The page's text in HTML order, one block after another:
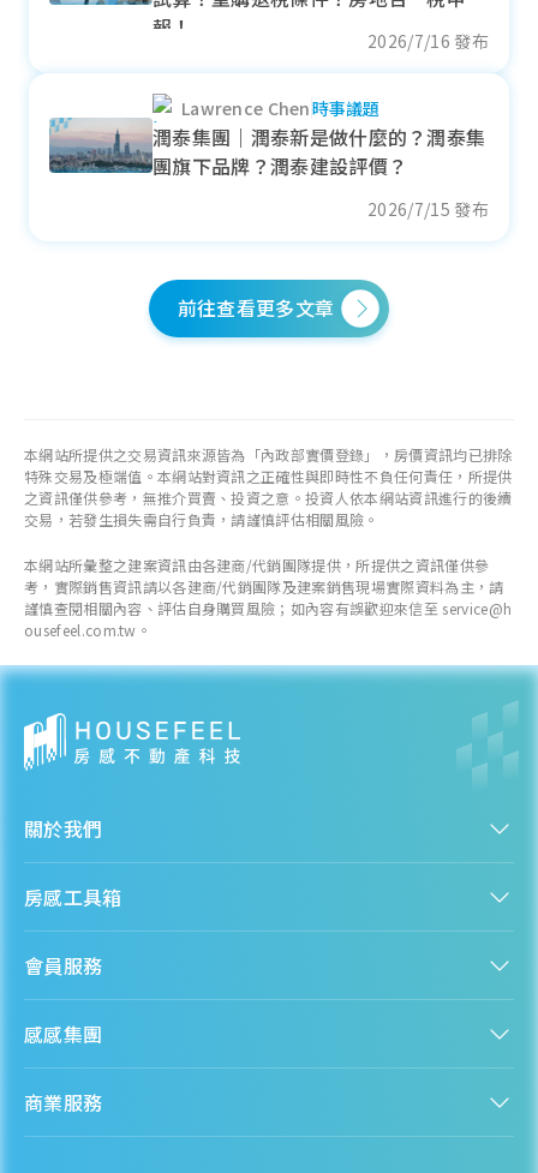
名間鄉
8.97萬元/坪
+ 5.78%
竹山鎮
各季房價趨勢
林內鄉
近一年成交單價
--
各季房價趨勢
莿桐鄉
近一年成交單價
--
--
報！
2026/7/16 發布
Lawrence Chen時事議題
潤泰集團｜潤泰新是做什麼的？潤泰集
團旗下品牌？潤泰建設評價？
2026/7/15 發布
前往查看更多文章
本網站所提供之交易資訊來源皆為「內政部實價登錄」，房價資訊均已排除
特殊交易及極端值。本網站對資訊之正確性與即時性不負任何責任，所提供
之資訊僅供參考，無推介買賣、投資之意。投資人依本網站資訊進行的後續
交易，若發生損失需自行負責，請謹慎評估相關風險。
本網站所彙整之建案資訊由各建商/代銷團隊提供，所提供之資訊僅供參
考，實際銷售資訊請以各建商/代銷團隊及建案銷售現場實際資料為主，請
謹慎查閱相關內容、評估自身購買風險；如內容有誤歡迎來信至 service@h
ousefeel.com.tw。
關於我們
人才招募
隱私政策
資訊安全政策
聯絡我們
房感工具箱
購屋能力試算
熱門區域分析
房產知識庫
會員服務
會員專區
感感集團
房感 HouseFeel
商業服務